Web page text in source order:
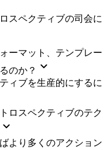
スペクティブの司会に
ーマット、テンプレー
のか？
ィブを生産的にするに
ロスペクティブのテク
より多くのアクション